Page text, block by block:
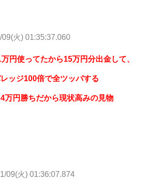
09(火) 01:35:37.060
円使ってたから15万円分出金して、
ッジ100倍で全ツッパする
万円勝ちだから現状高みの見物
09(火) 01:36:07.874